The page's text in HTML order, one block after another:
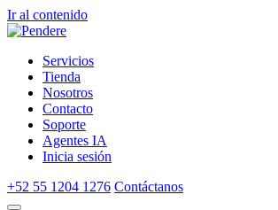
Ir al contenido
Servicios
Tienda
Nosotros
Contacto
Soporte
Agentes IA
Inicia sesión
+52 55 1204 1276 Contáctanos